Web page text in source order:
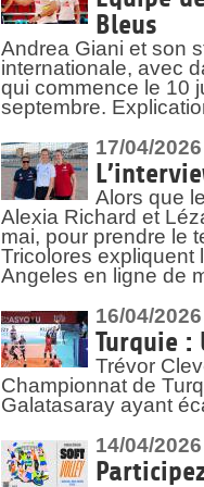
Bleus
Andrea Giani et son
internationale, avec
qui commence le 10
septembre.
17/04/2026
Alors que
Alexia Richard et
mai, pour prendre le
Tricolores expliquent
Angeles en ligne de
16/04/2026
Turquie :
Trévor
Championnat de
Galatasaray ayant
14/04/2026